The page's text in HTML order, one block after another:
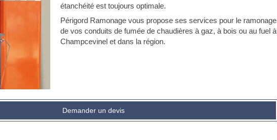
étanchéité est toujours optimale.
Périgord Ramonage vous propose ses services pour le ramonage
de vos conduits de fumée de chaudières à gaz, à bois ou au fuel à
Champcevinel et dans la région.
Demander un devis